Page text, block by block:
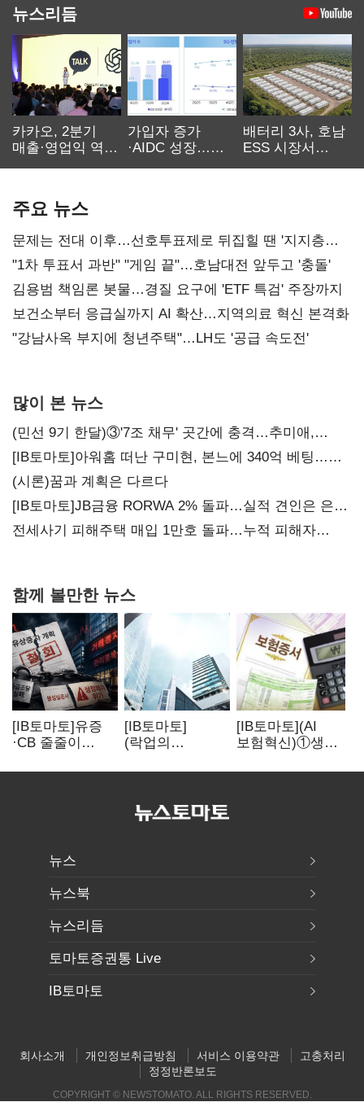
뉴스리듬
카카오, 2분기
매출·영업익 역대
가입자 증가
·AIDC 성장…
배터리 3사, 호남
ESS 시장서
주요 뉴스
문제는 전대 이후…선호투표제로 뒤집힐 땐 '지지층
불복'
"1차 투표서 과반" "게임 끝"…호남대전 앞두고 '충돌'
김용범 책임론 봇물…경질 요구에 'ETF 특검' 주장까지
보건소부터 응급실까지 AI 확산…지역의료 혁신 본격화
"강남사옥 부지에 청년주택"…LH도 '공급 속도전'
많이 본 뉴스
(민선 9기 한달)③'7조 채무' 곳간에 충격…추미애,
20년만에 '비상재정' 선언 승부수
[IB토마토]아워홈 떠난 구미현, 본느에 340억 베팅…
가족 지배체제 구축
(시론)꿈과 계획은 다르다
[IB토마토]JB금융 RORWA 2% 돌파…실적 견인은 은행
아닌 캐피탈
전세사기 피해주택 매입 1만호 돌파…누적 피해자
함께 볼만한 뉴스
[IB토마토]유증
·CB 줄줄이
벌점 급증에 상폐
[IB토마토]
(락업의
뛰자 첫날 매도…
갈렸다
[IB토마토](AI
보험혁신)①생산
개선…현실은
뉴스
뉴스북
뉴스리듬
토마토증권통 Live
IB토마토
회사소개 개인정보취급방침 서비스 이용약관
고충처리
정정반론보도
COPYRIGHT © NEWSTOMATO. ALL RIGHTS RESERVED.